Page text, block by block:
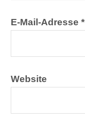
E-Mail-Adresse*
Website